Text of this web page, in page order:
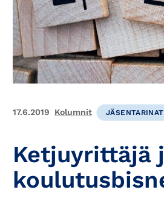
17.6.2019 Kolumnit JÄSENTARINAT
Ketjuyrittäjä